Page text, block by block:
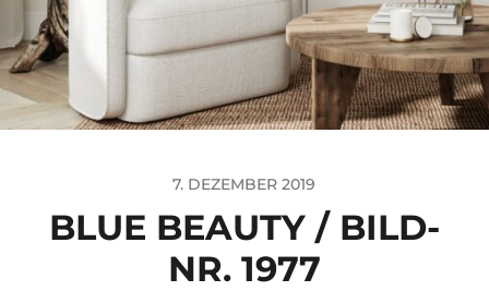
7. DEZEMBER 2019
BLUE BEAUTY / BILD-
NR. 1977